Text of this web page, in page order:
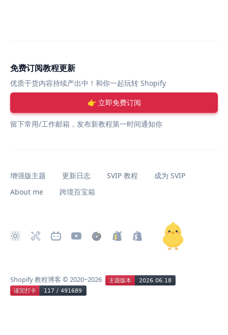
免费订阅教程更新
优质干货内容持续产出中！和你一起玩转 Shopify
👉 立即免费订阅
留下常用/工作邮箱，发布新教程第一时间通知你
增强版主题 更新日志 SVIP 教程
成为 SVIP
About me
跨境百宝箱
Shopify 教程博客 © 2020~2026